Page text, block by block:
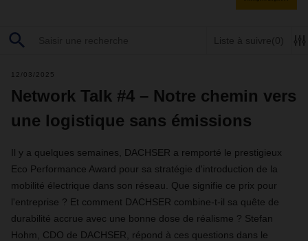
Liste à suivre(0)
12/03/2025
Network Talk #4 – Notre chemin vers
une logistique sans émissions
Il y a quelques semaines, DACHSER a remporté le prestigieux
Eco Performance Award pour sa stratégie d'introduction de la
mobilité électrique dans son réseau. Que signifie ce prix pour
l'entreprise ? Et comment DACHSER combine-t-il sa quête de
durabilité accrue avec une bonne dose de réalisme ? Stefan
Hohm, CDO de DACHSER, répond à ces questions dans le